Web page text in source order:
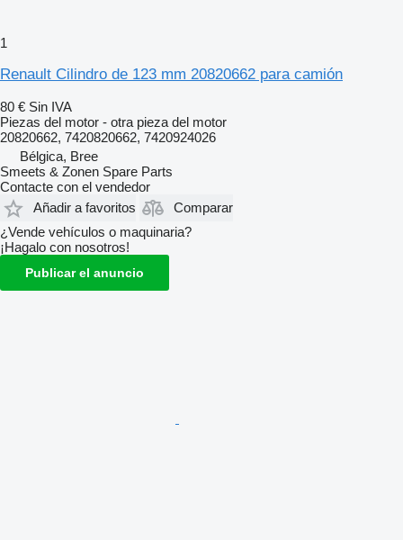
1
Renault Cilindro de 123 mm 20820662 para camión
80 € Sin IVA
Piezas del motor - otra pieza del motor
20820662, 7420820662, 7420924026
Bélgica, Bree
Smeets & Zonen Spare Parts
Contacte con el vendedor
Añadir a favoritos
Comparar
¿Vende vehículos o maquinaria?
¡Hagalo con nosotros!
Publicar el anuncio